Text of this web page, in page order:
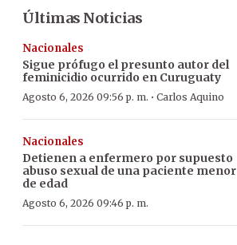
Últimas Noticias
Nacionales
Sigue prófugo el presunto autor del
feminicidio ocurrido en Curuguaty
Agosto 6, 2026 09:56 p. m. · Carlos Aquino
Nacionales
Detienen a enfermero por supuesto
abuso sexual de una paciente menor
de edad
Agosto 6, 2026 09:46 p. m.